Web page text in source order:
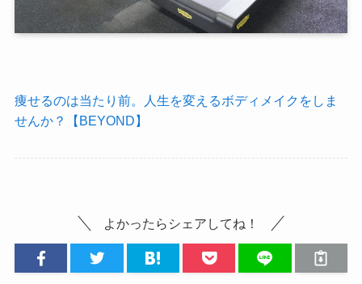
痩せるのは当たり前。人生を変えるボディメイクをしま
せんか？【BEYOND】
よかったらシェアしてね！